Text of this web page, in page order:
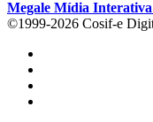
Megale Mídia
©1999-2026 Cosif-e